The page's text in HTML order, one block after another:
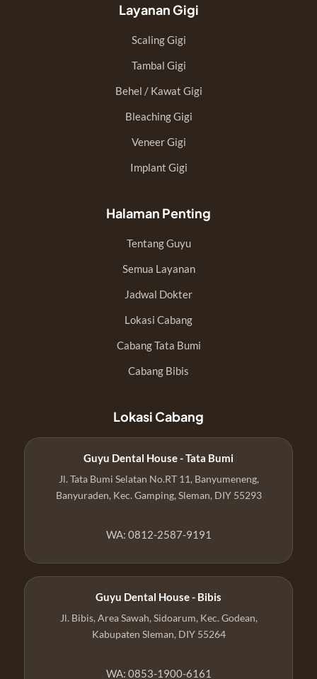
Layanan Gigi
Scaling Gigi
Tambal Gigi
Behel / Kawat Gigi
Bleaching Gigi
Veneer Gigi
Implant Gigi
Halaman Penting
Tentang Guyu
Semua Layanan
Jadwal Dokter
Lokasi Cabang
Cabang Tata Bumi
Cabang Bibis
Lokasi Cabang
Guyu Dental House - Tata Bumi
Jl. Tata Bumi Selatan No.RT 11, Banyumeneng,
Banyuraden, Kec. Gamping, Sleman, DIY 55293
WA: 0812-2587-9191
Guyu Dental House - Bibis
Jl. Bibis, Area Sawah, Sidoarum, Kec. Godean,
Kabupaten Sleman, DIY 55264
WA: 0853-1900-6161